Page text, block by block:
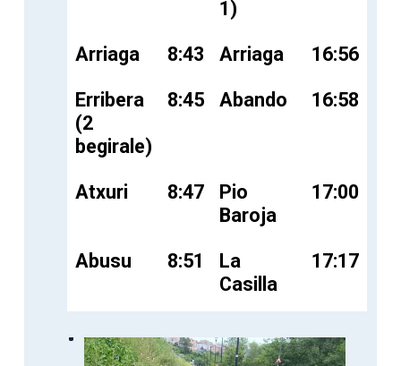
1)
Arriaga 8:43 Arriaga 16:56
Erribera
(2
begirale)
8:45 Abando 16:58
Atxuri 8:47
Pio
Baroja
17:00
Abusu 8:51
La
Casilla
17:17